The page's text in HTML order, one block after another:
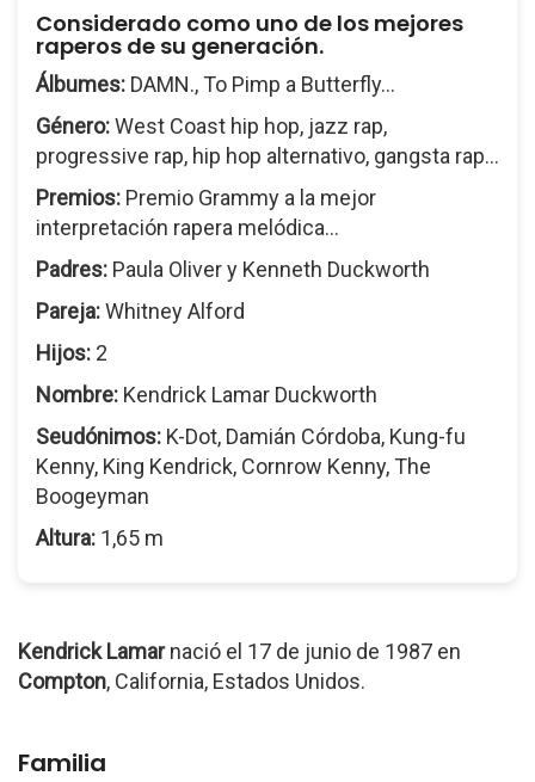
Considerado como uno de los mejores
raperos de su generación.
Álbumes: DAMN., To Pimp a Butterfly...
Género:West Coast hip hop, jazz rap,
progressive rap, hip hop alternativo, gangsta rap...
Premios: Premio Grammy a la mejor
interpretación rapera melódica...
Padres: Paula Oliver y Kenneth Duckworth
Pareja:Whitney Alford
Hijos: 2
Nombre: Kendrick Lamar Duckworth
Seudónimos: K-Dot, Damián Córdoba, Kung-fu
Kenny, King Kendrick, Cornrow Kenny, The
Boogeyman
Altura: 1,65 m
Kendrick Lamarnació el 17 de junio de 1987 en
Compton, California, Estados Unidos.
Familia